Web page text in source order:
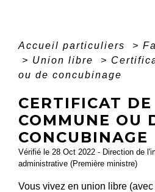
Accueil particuliers >
> Union libre >
ou de concubinage
CERTIFICAT
COMMUNE OU
CONCUBINAGE
Vérifié le 28 Oct 2022 - Direction de
administrative (Première ministre)
Vous vivez en union libre